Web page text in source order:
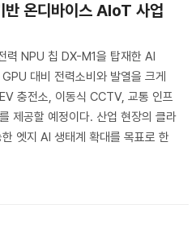
반 온디바이스 AIoT 사업
력 NPU 칩 DX-M1을 탑재한 AI
대비 전력소비와 발열을 크게
충전소, 이동식 CCTV, 교통 인프
제공할 예정이다. 산업 현장의 클라
엣지 AI 생태계 확대를 목표로 한